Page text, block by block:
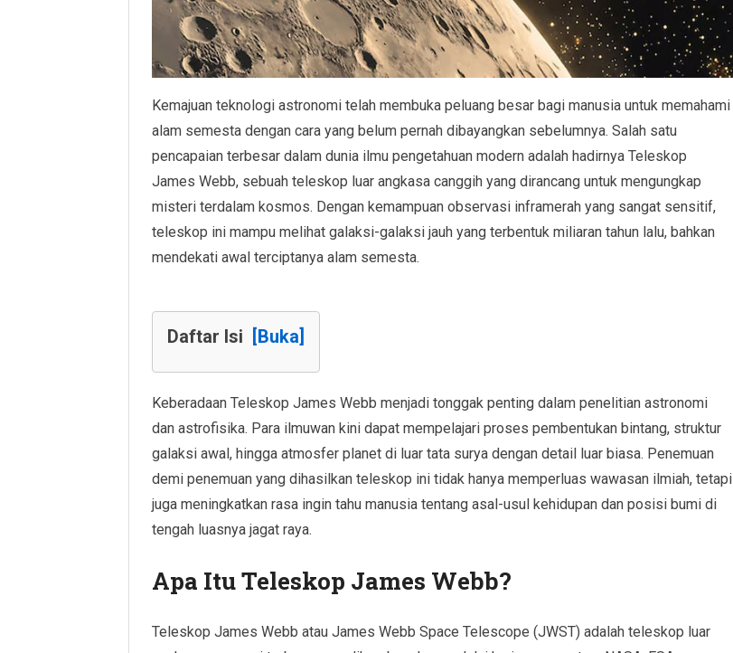
Kemajuan teknologi astronomi telah membuka peluang besar bagi manusia untuk memahami
alam semesta dengan cara yang belum pernah dibayangkan sebelumnya. Salah satu
pencapaian terbesar dalam dunia ilmu pengetahuan modern adalah hadirnya Teleskop
James Webb, sebuah teleskop luar angkasa canggih yang dirancang untuk mengungkap
misteri terdalam kosmos. Dengan kemampuan observasi inframerah yang sangat sensitif,
teleskop ini mampu melihat galaksi-galaksi jauh yang terbentuk miliaran tahun lalu, bahkan
mendekati awal terciptanya alam semesta.
Daftar Isi [Buka]
Keberadaan Teleskop James Webb menjadi tonggak penting dalam penelitian astronomi
dan astrofisika. Para ilmuwan kini dapat mempelajari proses pembentukan bintang, struktur
galaksi awal, hingga atmosfer planet di luar tata surya dengan detail luar biasa. Penemuan
demi penemuan yang dihasilkan teleskop ini tidak hanya memperluas wawasan ilmiah, tetapi
juga meningkatkan rasa ingin tahu manusia tentang asal-usul kehidupan dan posisi bumi di
tengah luasnya jagat raya.
Apa Itu Teleskop James Webb?
Teleskop James Webb atau James Webb Space Telescope (JWST) adalah teleskop luar